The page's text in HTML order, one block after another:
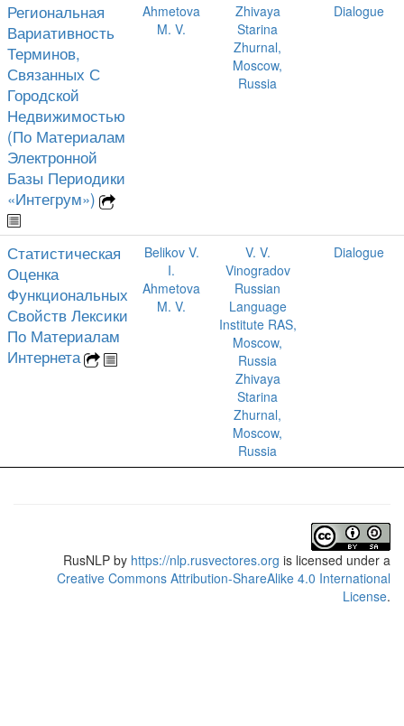
Региональная
Вариативность
Терминов,
Связанных С
Городской
Недвижимостью
(По Материалам
Электронной
Базы Периодики
«Интегрум»)
Ahmetova
M. V.
Zhivaya
Starina
Zhurnal,
Moscow,
Russia
Dialogue
Статистическая
Оценка
Функциональных
Свойств Лексики
По Материалам
Интернета
Belikov V.
I.
Ahmetova
M. V.
V. V.
Vinogradov
Russian
Language
Institute RAS,
Moscow,
Russia
Zhivaya
Starina
Zhurnal,
Moscow,
Russia
Dialogue
RusNLP by https://nlp.rusvectores.org is licensed under a
Creative Commons Attribution-ShareAlike 4.0 International
License.